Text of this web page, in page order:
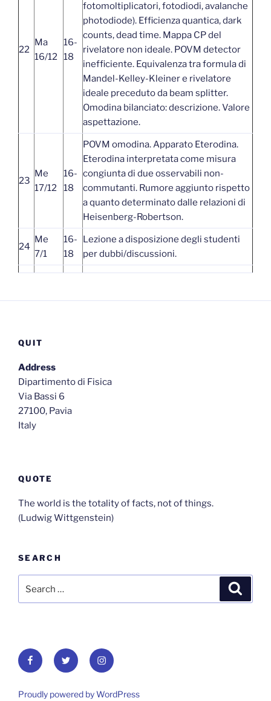
22
Ma
16/12
16-
18
fotomoltiplicatori, fotodiodi, avalanche
photodiode). Efficienza quantica, dark
counts, dead time. Mappa CP del
rivelatore non ideale. POVM detector
inefficiente. Equivalenza tra formula di
Mandel-Kelley-Kleiner e rivelatore
ideale preceduto da beam splitter.
Omodina bilanciato: descrizione. Valore
aspettazione.
23
Me
17/12
16-
18
POVM omodina. Apparato Eterodina.
Eterodina interpretata come misura
congiunta di due osservabili non-
commutanti. Rumore aggiunto rispetto
a quanto determinato dalle relazioni di
Heisenberg-Robertson.
24
Me
7/1
16-
18
Lezione a disposizione degli studenti
per dubbi/discussioni.
QUIT
Address
Dipartimento di Fisica
Via Bassi 6
27100, Pavia
Italy
QUOTE
The world is the totality of facts, not of things.
(Ludwig Wittgenstein)
SEARCH
for:
FacebookTwitter Instagram
Proudly powered by WordPress